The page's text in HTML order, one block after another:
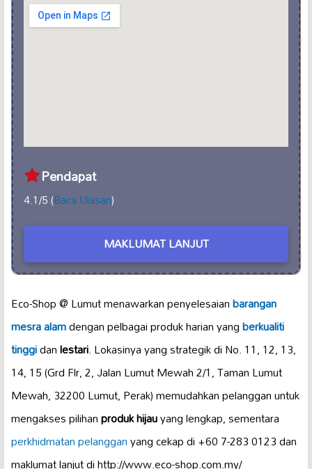
Pendapat
4.1/5 (Baca Ulasan)
MAKLUMAT LANJUT
Eco-Shop @ Lumut menawarkan penyelesaianbarangan
mesra alamdengan pelbagai produk harian yangberkualiti
tinggidanlestari. Lokasinya yang strategik di No. 11, 12, 13,
14, 15 (Grd Flr, 2, Jalan Lumut Mewah 2/1, Taman Lumut
Mewah, 32200 Lumut, Perak) memudahkan pelanggan untuk
mengakses pilihanproduk hijauyang lengkap, sementara
perkhidmatan pelangganyang cekap di +60 7-283 0123 dan
maklumat lanjut di http://www.eco-shop.com.my/